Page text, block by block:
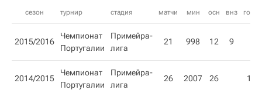
сезон турнир стадия матчи мин осн внз гол
2015/2016
Чемпионат
Португалии
Примейра-
лига
21 998 12 9
2014/2015
Чемпионат
Португалии
Примейра-
лига
26 2007 26 1